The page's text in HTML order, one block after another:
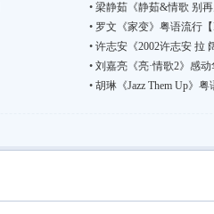
• 梁静茹《静茹&情歌 别再
• 罗文《家变》粤语流行【
• 许志安《2002许志安 拉
• 刘嘉亮《亮·情歌2》感
• 胡琳《Jazz Them Up》粤